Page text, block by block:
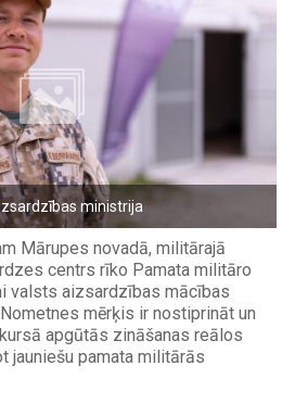
ministrija
Mārupes novadā, militārajā
centrs rīko Pamata militāro
valsts aizsardzības mācības
mērķis ir nostiprināt un
apgūtās zināšanas reālos
jauniešu pamata militārās